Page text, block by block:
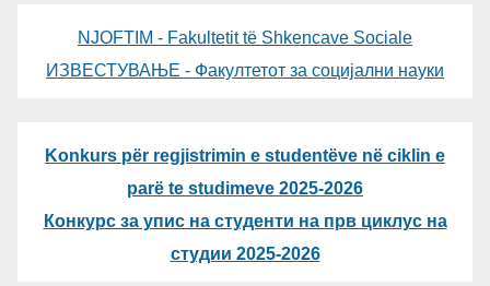
NJOFTIM - Fakultetit të Shkencave Sociale
ИЗВЕСТУВАЊЕ - Факултетот за социјални науки
Konkurs për regjistrimin e studentëve në ciklin e
parë te studimeve 2025-2026
Конкурс за упис на студенти на прв циклус на
студии 2025-2026